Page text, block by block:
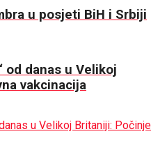
u posjeti BiH i Srbiji
od danas u Velikoj
vakcinacija